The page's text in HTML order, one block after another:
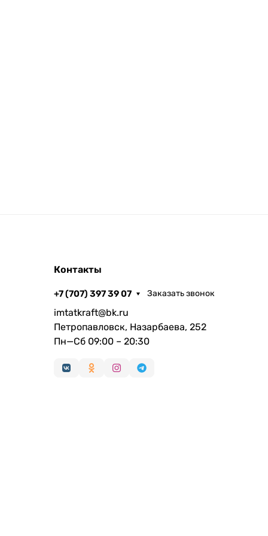
Контакты
+7 (707) 397 39 07 Заказать звонок
imtatkraft@bk.ru
Петропавловск, Назарбаева, 252
Пн—Сб 09:00 – 20:30